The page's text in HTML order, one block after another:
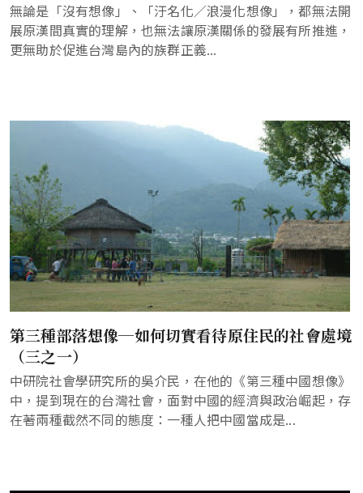
無論是「沒有想像」、「汙名化／浪漫化想像」，都無法開
展原漢間真實的理解，也無法讓原漢關係的發展有所推進，
更無助於促進台灣島內的族群正義...
第三種部落想像─如何切實看待原住民的社會處境
（三之一）
中研院社會學研究所的吳介民，在他的《第三種中國想像》
中，提到現在的台灣社會，面對中國的經濟與政治崛起，存
在著兩種截然不同的態度：一種人把中國當成是...